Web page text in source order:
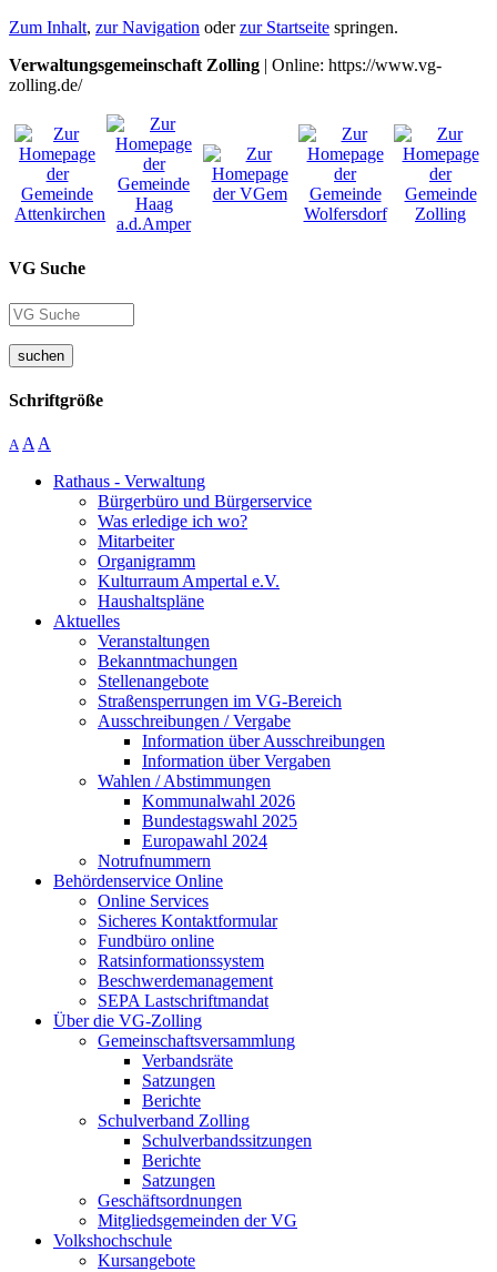
Zum Inhalt, zur Navigation oderzur Startseite springen.
Verwaltungsgemeinschaft Zolling | Online: https://www.vg-
zolling.de/
VG Suche
suchen
Schriftgröße
A A A
Rathaus - Verwaltung
Bürgerbüro und Bürgerservice
Was erledige ich wo?
Mitarbeiter
Organigramm
Kulturraum Ampertal e.V.
Haushaltspläne
Aktuelles
Veranstaltungen
Bekanntmachungen
Stellenangebote
Straßensperrungen im VG-Bereich
Ausschreibungen / Vergabe
Information über Ausschreibungen
Information über Vergaben
Wahlen / Abstimmungen
Kommunalwahl 2026
Bundestagswahl 2025
Europawahl 2024
Notrufnummern
Behördenservice Online
Online Services
Sicheres Kontaktformular
Fundbüro online
Ratsinformationssystem
Beschwerdemanagement
SEPA Lastschriftmandat
Über die VG-Zolling
Gemeinschaftsversammlung
Verbandsräte
Satzungen
Berichte
Schulverband Zolling
Schulverbandssitzungen
Berichte
Satzungen
Geschäftsordnungen
Mitgliedsgemeinden der VG
Volkshochschule
Kursangebote